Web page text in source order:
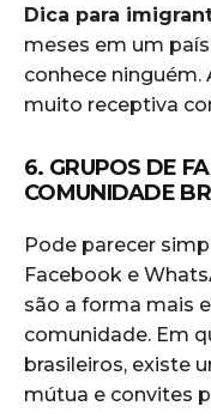
Dica para
meses em um
conhece ninguém.
muito receptiva
6. GRUPOS DE
COMUNIDADE
Pode parecer
Facebook e
são a forma mais
comunidade. Em
brasileiros, existe
mútua e convites